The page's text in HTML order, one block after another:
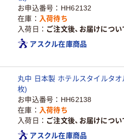
お申込番号
HH62132
在庫
入荷待ち
入荷日
ご注文後、お届けにつ
アスクル在庫商品
丸中 日本製 ホテルスタイルタ
枚)
お申込番号
HH62138
在庫
入荷待ち
入荷日
ご注文後、お届けにつ
アスクル在庫商品